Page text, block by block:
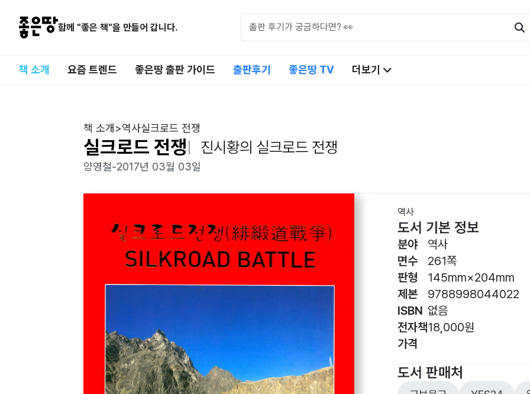
함께 "좋은 책"을 만들어 갑니다.
책 소개 요즘 트렌드 좋은땅 출판 가이드 출판후기 좋은땅 TV 더보기
책 소개 >역사실크로드 전쟁
실크로드 전쟁 진시황의 실크로드 전쟁
양영철-2017년 03월 03일
역사
도서 기본 정보
분야
면수
판형
제본
ISBN
전자책
가격
역사
261쪽
145mm×204mm
9788998044022
없음
18,000원
도서 판매처